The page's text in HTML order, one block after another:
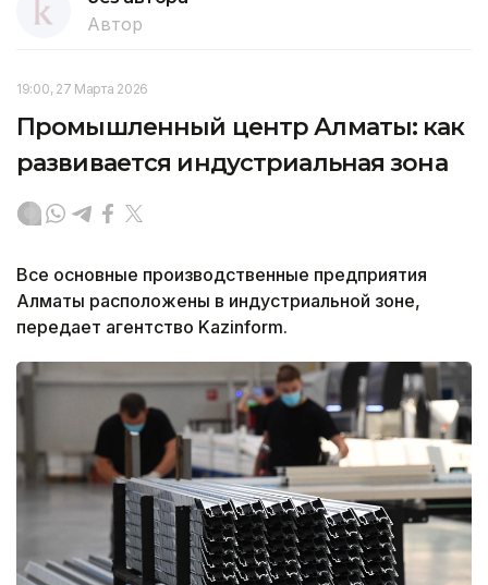
Автор
19:00, 27 Марта 2026
Промышленный центр Алматы: как
развивается индустриальная зона
Все основные производственные предприятия
Алматы расположены в индустриальной зоне,
передает агентство Kazinform.